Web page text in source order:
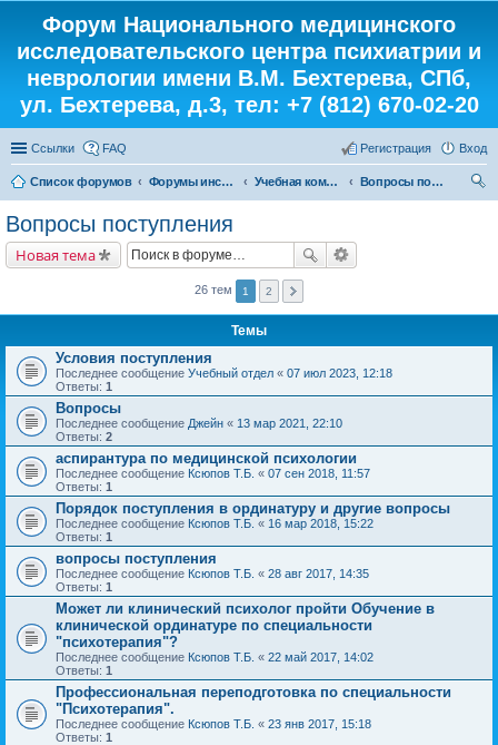
Форум Национального медицинского
исследовательского центра психиатрии и
неврологии имени В.М. Бехтерева, СПб,
ул. Бехтерева, д.3, тел: +7 (812) 670-02-20
Ссылки FAQ Вход
Регистрация
Список форумов Форумы института Учебная комната
Вопросы поступления
Вопросы поступления
Новая тема
26 тем 1 2
Темы
Условия поступления
Последнее сообщение Учебный отдел « 07 июл 2023, 12:18
Ответы: 1
Вопросы
Последнее сообщение Джейн « 13 мар 2021, 22:10
Ответы: 2
аспирантура по медицинской психологии
Последнее сообщение Ксюпов Т.Б. « 07 сен 2018, 11:57
Ответы: 1
Порядок поступления в ординатуру и другие вопросы
Последнее сообщение Ксюпов Т.Б. « 16 мар 2018, 15:22
Ответы: 1
вопросы поступления
Последнее сообщение Ксюпов Т.Б. « 28 авг 2017, 14:35
Ответы: 1
Может ли клинический психолог пройти Обучение в
клинической ординатуре по специальности
"психотерапия"?
Последнее сообщение Ксюпов Т.Б. « 22 май 2017, 14:02
Ответы: 1
Профессиональная переподготовка по специальности
"Психотерапия".
Последнее сообщение Ксюпов Т.Б. « 23 янв 2017, 15:18
Ответы: 1